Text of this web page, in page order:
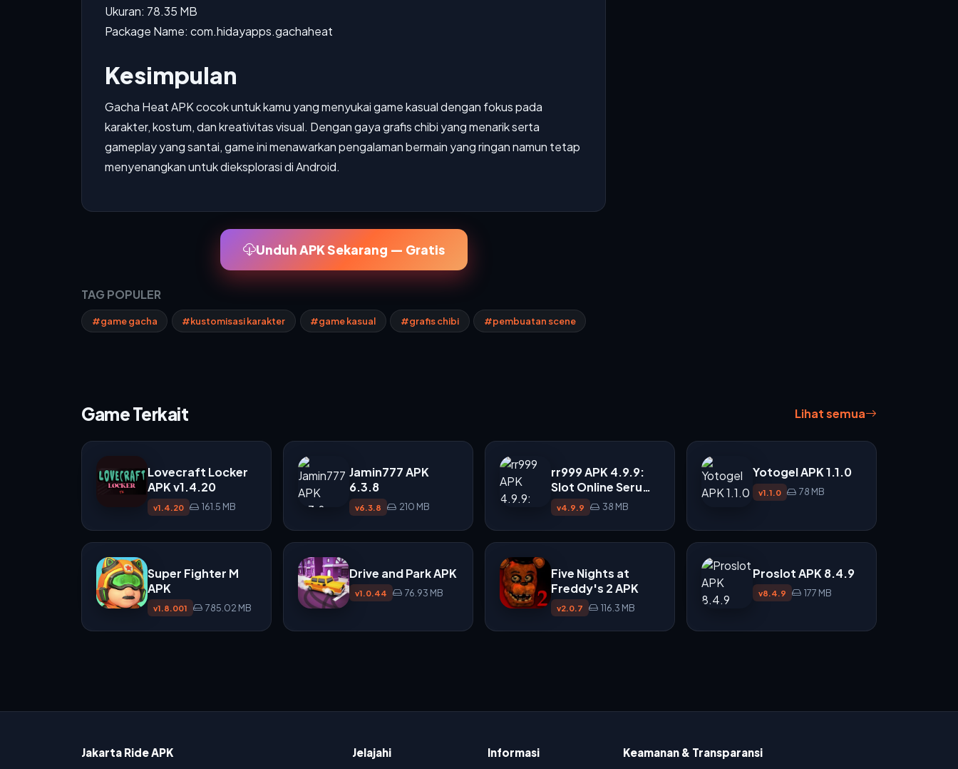
Ukuran: 78.35 MB
Package Name: com.hidayapps.gachaheat
Kesimpulan
Gacha Heat APK cocok untuk kamu yang menyukai game kasual dengan fokus pada
karakter, kostum, dan kreativitas visual. Dengan gaya grafis chibi yang menarik serta
gameplay yang santai, game ini menawarkan pengalaman bermain yang ringan namun tetap
menyenangkan untuk dieksplorasi di Android.
Unduh APK Sekarang — Gratis
TAG POPULER
#game gacha #kustomisasi karakter #game kasual #grafis chibi #pembuatan scene
Game Terkait Lihat semua
Lovecraft Locker
APK v1.4.20
v1.4.20 161.5 MB
Jamin777 APK
6.3.8
v6.3.8 210 MB
rr999 APK 4.9.9:
Slot Online Seru
dengan Animasi
Halus
v4.9.9 38 MB
Yotogel APK 1.1.0
v1.1.0 78 MB
Super Fighter M
APK
v1.8.001 785.02 MB
Drive and Park APK
v1.0.44 76.93 MB
Five Nights at
Freddy's 2 APK
v2.0.7 116.3 MB
Proslot APK 8.4.9
v8.4.9 177 MB
Jakarta Ride APK Jelajahi Informasi Keamanan & Transparansi